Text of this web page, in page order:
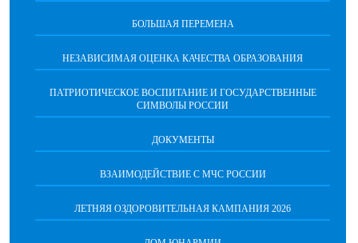
БОЛЬШАЯ ПЕРЕМЕНА
НЕЗАВИСИМАЯ ОЦЕНКА КАЧЕСТВА ОБРАЗОВАНИЯ
ПАТРИОТИЧЕСКОЕ ВОСПИТАНИЕ И ГОСУДАРСТВЕННЫЕ
СИМВОЛЫ РОССИИ
ДОКУМЕНТЫ
ВЗАИМОДЕЙСТВИЕ С МЧС РОССИИ
ЛЕТНЯЯ ОЗДОРОВИТЕЛЬНАЯ КАМПАНИЯ 2026